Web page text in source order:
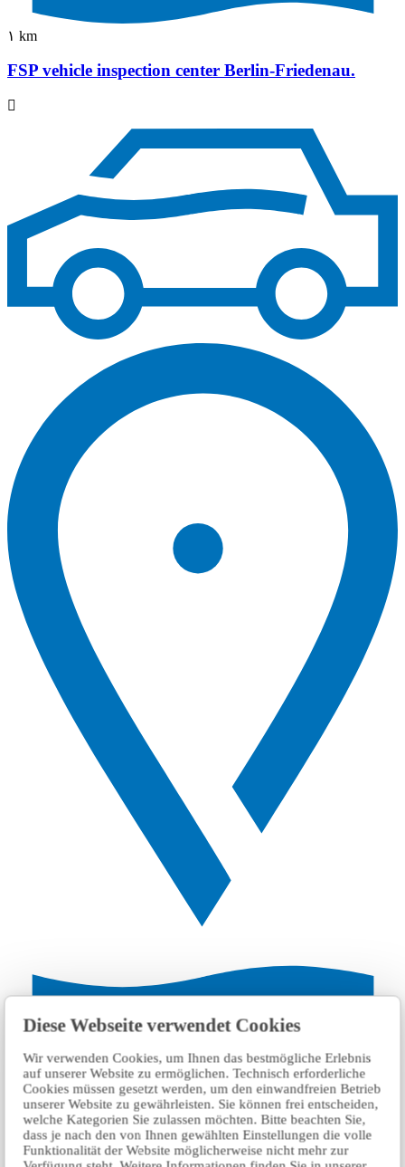
Diese Webseite verwendet Cookies
Wir verwenden Cookies, um Ihnen das bestmögliche Erlebnis
auf unserer Website zu ermöglichen. Technisch erforderliche
Cookies müssen gesetzt werden, um den einwandfreien Betrieb
unserer Website zu gewährleisten. Sie können frei entscheiden,
welche Kategorien Sie zulassen möchten. Bitte beachten Sie,
dass je nach den von Ihnen gewählten Einstellungen die volle
Funktionalität der Website möglicherweise nicht mehr zur
١ km
FSP vehicle inspection center Berlin-Friedenau.
FSP vehicle inspection station Berlin-Neukölln